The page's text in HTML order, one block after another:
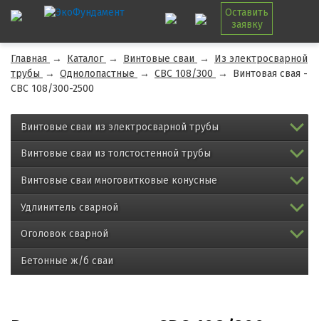
Оставить
заявку
Главная → Каталог → Винтовые сваи →
Из электросварной
трубы → Однолопастные → СВС 108/300 →
Винтовая свая -
СВС 108/300-2500
Винтовые сваи из электросварной трубы
Винтовые сваи из толстостенной трубы
Винтовые сваи многовитковые конусные
Удлинитель сварной
Оголовок сварной
Бетонные ж/б сваи